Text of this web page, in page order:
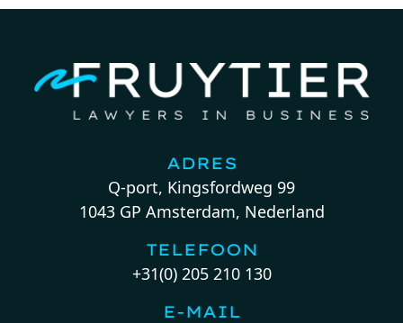
ADRES
Q-port, Kingsfordweg 99
1043 GP Amsterdam, Nederland
TELEFOON
+31(0) 205 210 130
E-MAIL